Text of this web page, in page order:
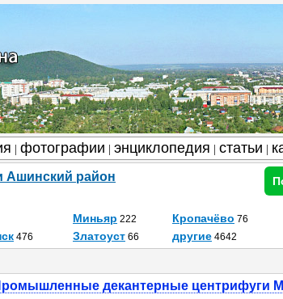
фотографии энциклопедия статьи
Ашинский район
Миньяр 222 Кропачёво 76
476 Златоуст 66 другие 4642
декантерные центрифуги